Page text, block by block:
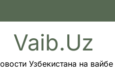
Vaib.uz
Узбекистана на вайбе